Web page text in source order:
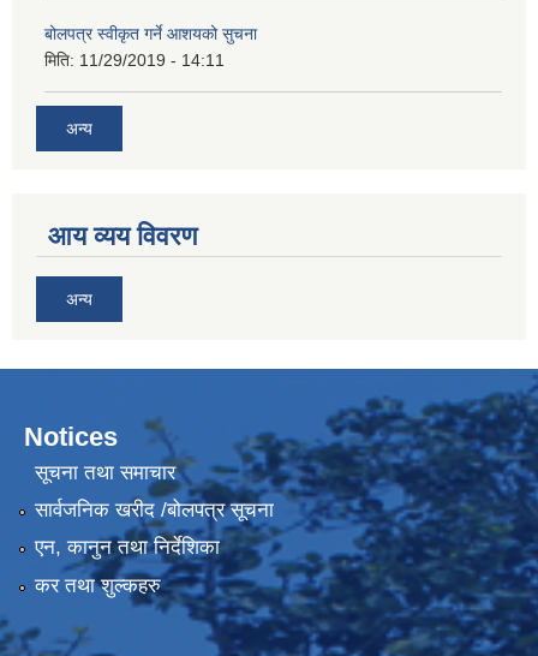
बोलपत्र स्वीकृत गर्ने आशयको सुचना
मिति: 11/29/2019 - 14:11
अन्य
आय व्यय विवरण
अन्य
Notices
सूचना तथा समाचार
सार्वजनिक खरीद /बोलपत्र सूचना
एन, कानुन तथा निर्देशिका
कर तथा शुल्कहरु